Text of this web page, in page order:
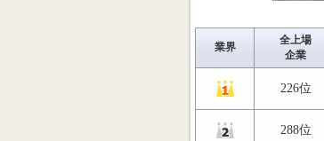
業界
全上場
企業
226位
288位